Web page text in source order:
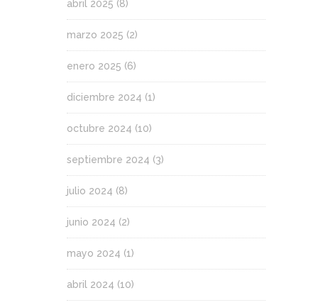
abril 2025 (8)
marzo 2025 (2)
enero 2025 (6)
diciembre 2024 (1)
octubre 2024 (10)
septiembre 2024 (3)
julio 2024 (8)
junio 2024 (2)
mayo 2024 (1)
abril 2024 (10)